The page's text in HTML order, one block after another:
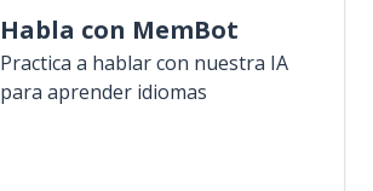
Habla con MemBot
Practica a hablar con nuestra IA
para aprender idiomas